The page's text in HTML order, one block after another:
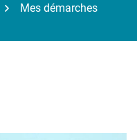
Mes démarches